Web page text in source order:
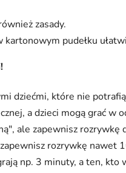
zasady.
kartonowym pudełku
dziećmi, które nie
a dzieci mogą grać w
ale zapewnisz rozrywkę
rozrywkę nawet
np. 3 minuty, a ten,